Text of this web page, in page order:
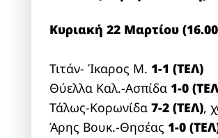
Κυριακή 22 Μαρτίου
Τιτάν- Ίκαρος Μ. 1-1 (ΤΕΛ)
Θύελλα Καλ.-Ασπίδα 1-0
Τάλως-Κορωνίδα7-2 (ΤΕΛ),
Άρης Βουκ.-Θησέας 1-0